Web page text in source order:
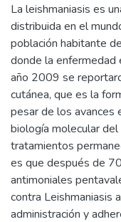
La leishmaniasis es
distribuida en el
población habitante
donde la enfermedad
año 2009 se
cutánea, que es la
pesar de los avances
biología molecular
tratamientos
es que después de
antimoniales
contra Leishmaniasis
administración y